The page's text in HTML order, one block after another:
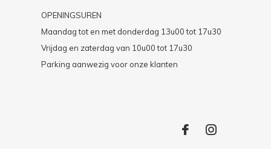
OPENINGSUREN
Maandag tot en met donderdag 13u00 tot 17u30
Vrijdag en zaterdag van 10u00 tot 17u30
Parking aanwezig voor onze klanten